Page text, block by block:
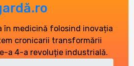
în medicină folosind inovația
cronicarii transformării
a 4-a revoluție industrială.